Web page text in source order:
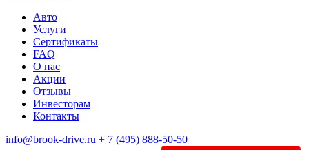
Авто
Услуги
Сертификаты
FAQ
О нас
Акции
Отзывы
Инвесторам
Контакты
info@brook-drive.ru + 7 (495) 888-50-50